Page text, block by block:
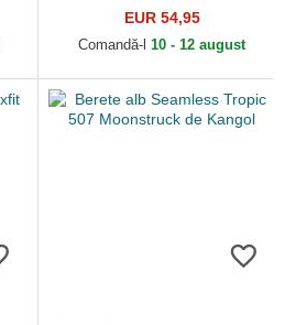
EUR 54,95
Comandă-l 10 - 12 august